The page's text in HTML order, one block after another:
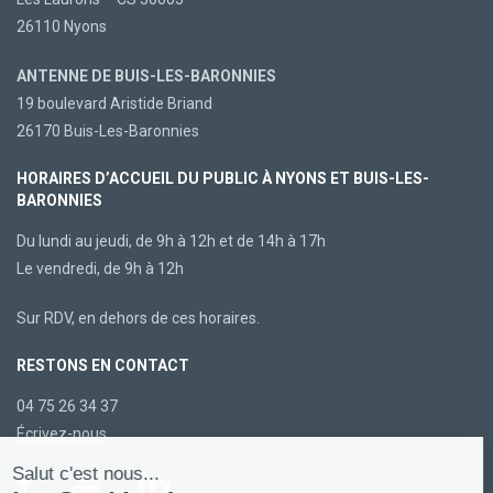
26110 Nyons
ANTENNE DE BUIS-LES-BARONNIES
19 boulevard Aristide Briand
26170 Buis-Les-Baronnies
HORAIRES D’ACCUEIL DU PUBLIC À NYONS ET BUIS-LES-
BARONNIES
Du lundi au jeudi, de 9h à 12h et de 14h à 17h
Le vendredi, de 9h à 12h
Sur RDV, en dehors de ces horaires.
RESTONS EN CONTACT
04 75 26 34 37
Écrivez-nous